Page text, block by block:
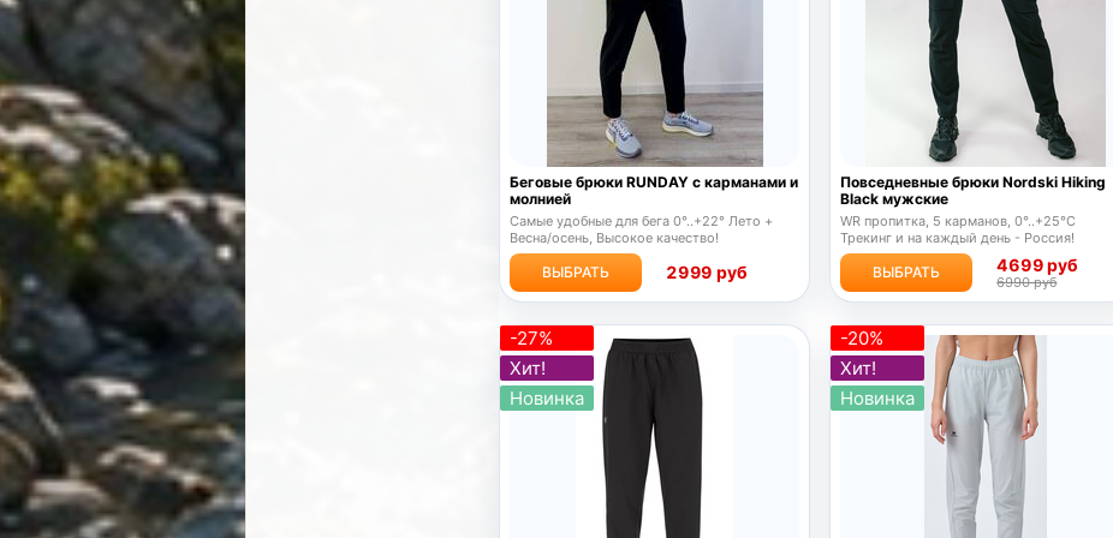
Беговые брюки RUNDAY с карманами и
молнией
Самые удобные для бега 0°..+22° Лето +
Весна/осень, Высокое качество!
ВЫБРАТЬ 2999 руб
Повседневные брюки Nordski Hiking
Black мужские
WR пропитка, 5 карманов, 0°..+25°C
Трекинг и на каждый день - Россия!
ВЫБРАТЬ 4699 руб
6990 руб
-27%
Хит!
Новинка
-20%
Хит!
Новинка